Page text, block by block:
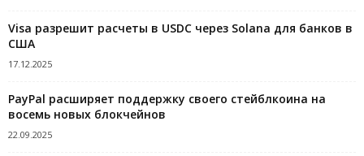
Visa разрешит расчеты в USDC через Solana для банков в
США
17.12.2025
PayPal расширяет поддержку своего стейблкоина на
восемь новых блокчейнов
22.09.2025